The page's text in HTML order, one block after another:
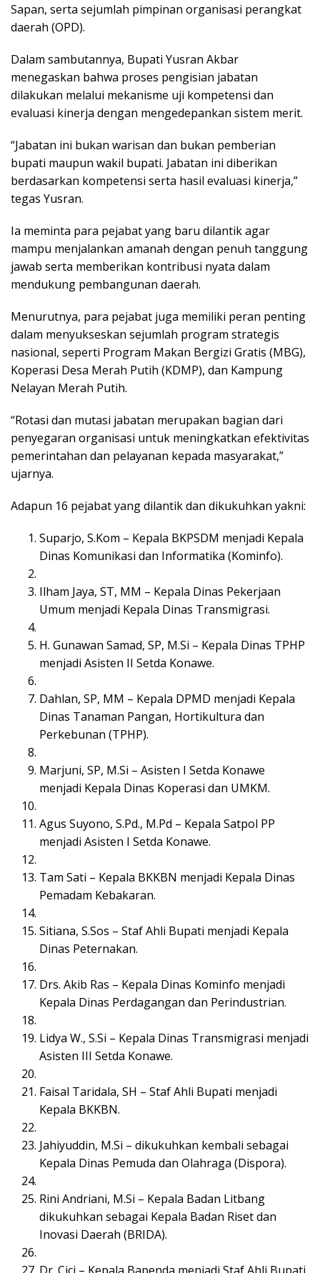
Sapan, serta sejumlah pimpinan organisasi perangkat
daerah (OPD).
Dalam sambutannya, Bupati Yusran Akbar
menegaskan bahwa proses pengisian jabatan
dilakukan melalui mekanisme uji kompetensi dan
evaluasi kinerja dengan mengedepankan sistem merit.
“Jabatan ini bukan warisan dan bukan pemberian
bupati maupun wakil bupati. Jabatan ini diberikan
berdasarkan kompetensi serta hasil evaluasi kinerja,”
tegas Yusran.
Ia meminta para pejabat yang baru dilantik agar
mampu menjalankan amanah dengan penuh tanggung
jawab serta memberikan kontribusi nyata dalam
mendukung pembangunan daerah.
Menurutnya, para pejabat juga memiliki peran penting
dalam menyukseskan sejumlah program strategis
nasional, seperti Program Makan Bergizi Gratis (MBG),
Koperasi Desa Merah Putih (KDMP), dan Kampung
Nelayan Merah Putih.
“Rotasi dan mutasi jabatan merupakan bagian dari
penyegaran organisasi untuk meningkatkan efektivitas
pemerintahan dan pelayanan kepada masyarakat,”
ujarnya.
Adapun 16 pejabat yang dilantik dan dikukuhkan yakni:
Suparjo, S.Kom – Kepala BKPSDM menjadi Kepala
Dinas Komunikasi dan Informatika (Kominfo).
Ilham Jaya, ST, MM – Kepala Dinas Pekerjaan
Umum menjadi Kepala Dinas Transmigrasi.
H. Gunawan Samad, SP, M.Si – Kepala Dinas TPHP
menjadi Asisten II Setda Konawe.
Dahlan, SP, MM – Kepala DPMD menjadi Kepala
Dinas Tanaman Pangan, Hortikultura dan
Perkebunan (TPHP).
Marjuni, SP, M.Si – Asisten I Setda Konawe
menjadi Kepala Dinas Koperasi dan UMKM.
Agus Suyono, S.Pd., M.Pd – Kepala Satpol PP
menjadi Asisten I Setda Konawe.
Tam Sati – Kepala BKKBN menjadi Kepala Dinas
Pemadam Kebakaran.
Sitiana, S.Sos – Staf Ahli Bupati menjadi Kepala
Dinas Peternakan.
Drs. Akib Ras – Kepala Dinas Kominfo menjadi
Kepala Dinas Perdagangan dan Perindustrian.
Lidya W., S.Si – Kepala Dinas Transmigrasi menjadi
Asisten III Setda Konawe.
Faisal Taridala, SH – Staf Ahli Bupati menjadi
Kepala BKKBN.
Jahiyuddin, M.Si – dikukuhkan kembali sebagai
Kepala Dinas Pemuda dan Olahraga (Dispora).
Rini Andriani, M.Si – Kepala Badan Litbang
dikukuhkan sebagai Kepala Badan Riset dan
Inovasi Daerah (BRIDA).
Dr. Cici – Kepala Bapenda menjadi Staf Ahli Bupati.